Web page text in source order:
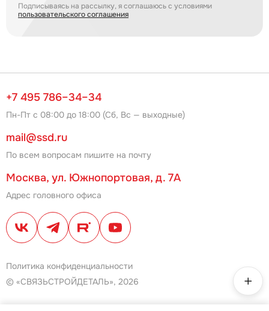
Подписываясь на рассылку, я соглашаюсь с условиями
пользовательского соглашения
+7 495 786–34–34
Пн-Пт с 08:00 до 18:00 (Сб, Вс — выходные)
mail@ssd.ru
По всем вопросам пишите на почту
Москва, ул. Южнопортовая, д. 7А
Адрес головного офиса
Политика конфиденциальности
© «СВЯЗЬСТРОЙДЕТАЛЬ», 2026